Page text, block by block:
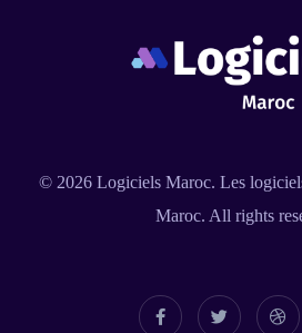
© 2026 Logiciels Maroc. Les
Maroc. All rights